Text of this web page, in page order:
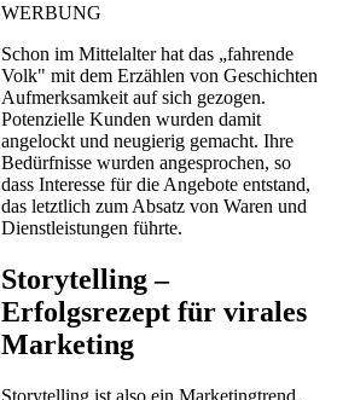
WERBUNG
Schon im Mittelalter hat das „fahrende
Volk" mit dem Erzählen von Geschichten
Aufmerksamkeit auf sich gezogen.
Potenzielle Kunden wurden damit
angelockt und neugierig gemacht. Ihre
Bedürfnisse wurden angesprochen, so
dass Interesse für die Angebote entstand,
das letztlich zum Absatz von Waren und
Dienstleistungen führte.
Storytelling –
Erfolgsrezept für virales
Marketing
Storytelling ist also ein Marketingtrend,